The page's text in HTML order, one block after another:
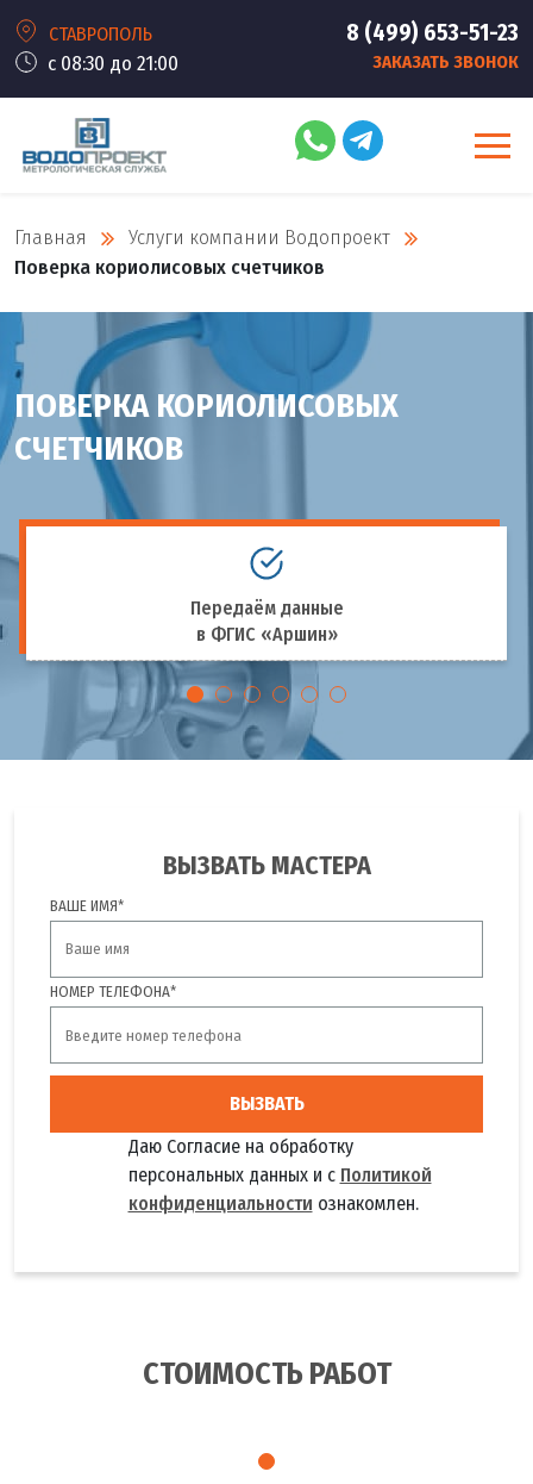
СТАВРОПОЛЬ
с 08:30 до 21:00
8 (499) 653-51-23
ЗАКАЗАТЬ ЗВОНОК
Главная
Услуги компании Водопроект
Поверка кориолисовых счетчиков
ПОВЕРКА КОРИОЛИСОВЫХ
СЧЕТЧИКОВ
Передаём данные
в ФГИС «Аршин»
ВЫЗВАТЬ МАСТЕРА
ВАШЕ ИМЯ*
НОМЕР ТЕЛЕФОНА*
ВЫЗВАТЬ
Даю Согласие на обработку
персональных данных и с Политикой
конфиденциальности ознакомлен.
СТОИМОСТЬ РАБОТ